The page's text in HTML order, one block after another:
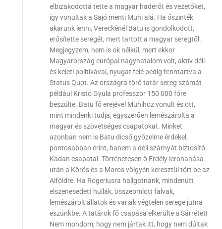
elbizakodottá tette a magyar haderőt és vezetőket,
így vonultak a Sajó menti Muhi alá. Ha őszinték
akarunk lenni, Vereckénél Batu is gondolkodott,
erősítette seregét, mert tartott a magyar seregtől.
Megjegyzem, nem is ok nélkül, mert ekkor
Magyarország európai nagyhatalom volt, aktív déli-
és keleti politikával, nyugat felé pedig fenntartva a
Status Quot. Az országra törő tatár sereg számát
például Kristó Gyula professzor 150 000 főre
beszülte. Batu fő erejével Muhihoz vonult és ott,
mint mindenki tudja, egyszerűen lemészárolta a
magyar és szövetséges csapatokat. Minket
azonban nem is Batu dicső győzelme érdekel,
pontosabban érint, hanem a déli szárnyát biztosító
Kadan csapatai. Történetesen ő Erdély lerohanása
után a Körös és a Maros völgyén keresztül tört be az
Alföldre. Ha Rogeriusra hallgatnánk, mindenütt
elszenesedett hullák, összeomlott falvak,
lemészárolt állatok és varjak végtelen serege jutna
eszünkbe. A tatárok fő csapása elkerülte a Sárrétet!
Nem mondom, hogy nem jártak itt, hogy nem dúltak